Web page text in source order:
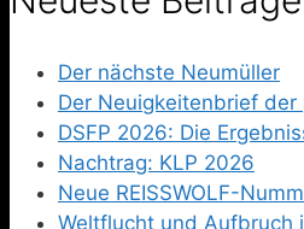
Der nächste Neumüller
Der Neuigkeitenbrief
DSFP 2026: Die
Nachtrag: KLP 2026
Neue REISSWOLF-
Weltflucht und Aufbruch